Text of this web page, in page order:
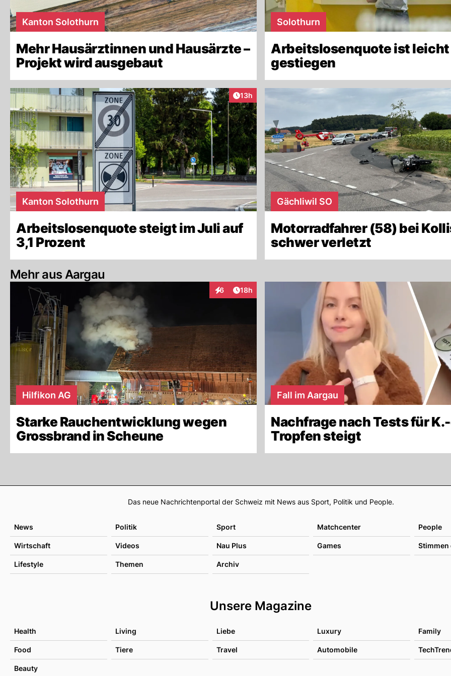
Kanton Solothurn
Mehr Hausärztinnen und Hausärzte –
Projekt wird ausgebaut
Solothurn
Arbeitslosenquote ist leicht
gestiegen
Artikel veröffentlicht:
13h
Kanton Solothurn
Arbeitslosenquote steigt im Juli auf
3,1 Prozent
Gächliwil SO
Motorradfahrer (58) bei
schwer verletzt
Mehr aus Aargau
6
InteraktionenArtikel veröffentlicht:
18h
Hilfikon AG
Starke Rauchentwicklung wegen
Grossbrand in Scheune
Fall im Aargau
Nachfrage nach Tests für
Tropfen steigt
Footer
Das neue Nachrichtenportal der Schweiz mit News aus Sport, Politik und People.
News Politik Sport Matchcenter People
Wirtschaft Videos Nau Plus Games Stimmen
Lifestyle Themen Archiv
Unsere Magazine
Health Living Liebe Luxury Family
Food Tiere Travel Automobile
Beauty